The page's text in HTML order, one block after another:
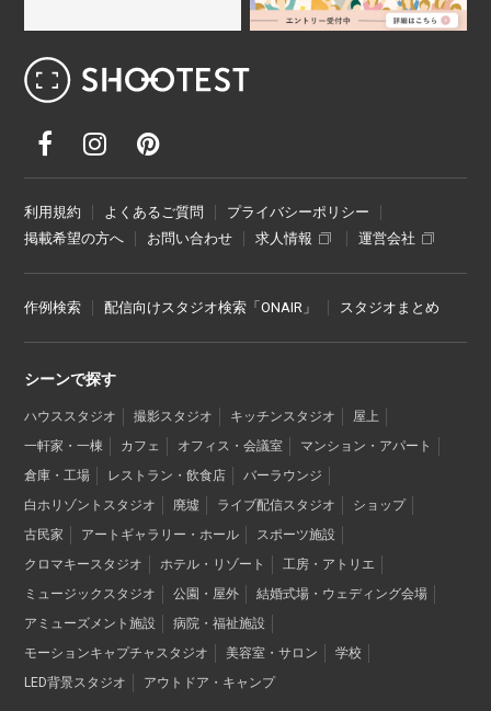
利用規約 よくあるご質問
プライバシーポリシー
掲載希望の方へ
お問い合わせ 求人情報 運営会社
作例検索 配信向けスタジオ検索「ONAIR」 スタジオまとめ
シーンで探す
ハウススタジオ 撮影スタジオ キッチンスタジオ
屋上
一軒家・一棟
カフェ オフィス・会議室
マンション・アパート
倉庫・工場
レストラン・飲食店
バーラウンジ
白ホリゾントスタジオ
廃墟 ライブ配信スタジオ
ショップ
古民家
アートギャラリー・ホール
スポーツ施設
クロマキースタジオ
ホテル・リゾート
工房・アトリエ
ミュージックスタジオ
公園・屋外
結婚式場・ウェディング会場
アミューズメント施設
病院・福祉施設
モーションキャプチャスタジオ
美容室・サロン
学校
LED背景スタジオ
アウトドア・キャンプ